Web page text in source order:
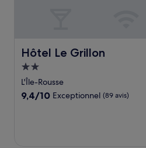
Hôtel Le Grillon
Hôtel Le Grillon
Hébergement
2.0 étoiles
L'Île-Rousse
9.4
9,4/10 Exceptionnel (89 avis)